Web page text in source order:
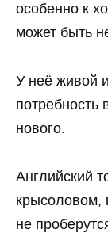
особенно к
может быть
У неё живой
потребность
нового.
Английский
крысоловом,
не